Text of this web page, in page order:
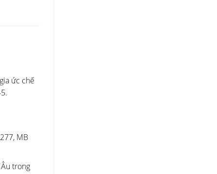
ức chế
MB
trong